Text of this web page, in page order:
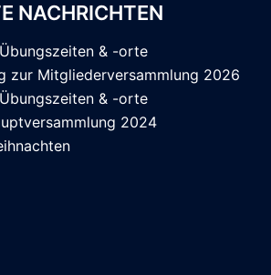
NACHRICHTEN
& -orte
zur Mitgliederversammlung 2026
& -orte
2024